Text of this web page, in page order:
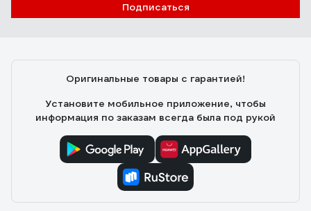
Подписаться
Оригинальные товары с гарантией!
Установите мобильное приложение, чтобы
информация по заказам всегда была под рукой